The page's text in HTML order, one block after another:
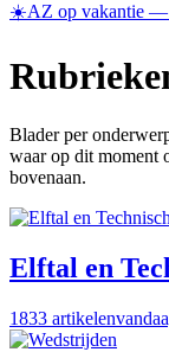
☀️AZ op vakantie —
Blader per
waar op dit moment
bovenaan.
Elftal en
1833 artikelen